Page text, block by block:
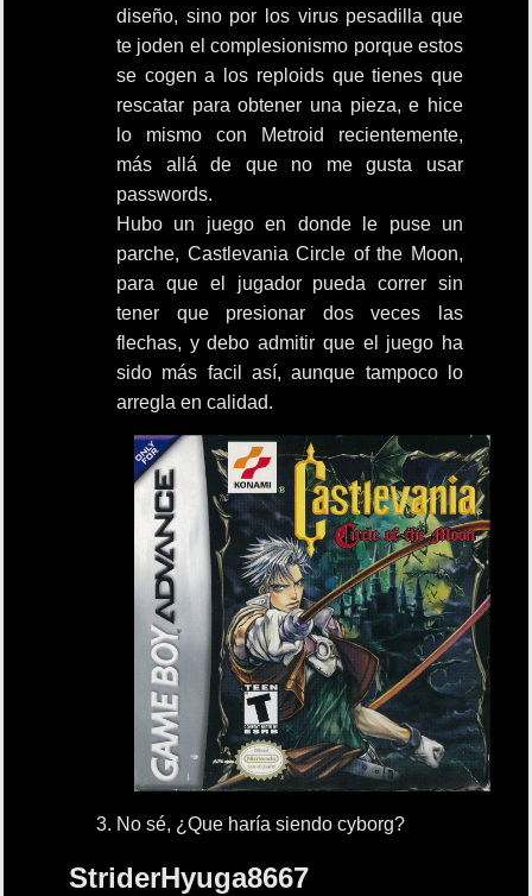
diseño, sino por los virus pesadilla que
te joden el complesionismo porque estos
se cogen a los reploids que tienes que
rescatar para obtener una pieza, e hice
lo mismo con Metroid recientemente,
más allá de que no me gusta usar
passwords.
Hubo un juego en donde le puse un
parche, Castlevania Circle of the Moon,
para que el jugador pueda correr sin
tener que presionar dos veces las
flechas, y debo admitir que el juego ha
sido más facil así, aunque tampoco lo
arregla en calidad.
No sé, ¿Que haría siendo cyborg?
StriderHyuga8667